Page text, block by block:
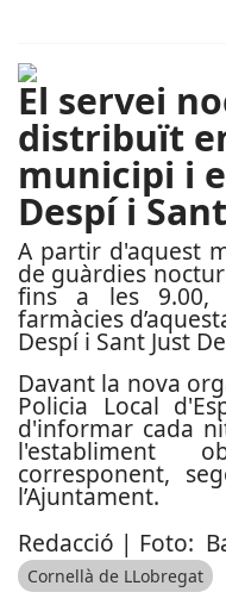
El servei
distribuït
municipi i
Despí i
A partir d'aquest
de guàrdies
fins a les 9.00,
farmàcies
Despí i Sant Just
Davant la nova
Policia Local
d'informar cada
corresponent,
l’Ajuntament.
Redacció | Foto:
Cornellà de LLobregat